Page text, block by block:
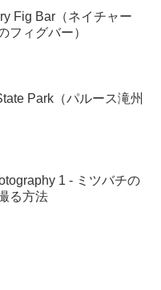
Fig Bar（ネイチャー
フィグバー）
Park（パルース滝州
1 - ミツバチの
る方法